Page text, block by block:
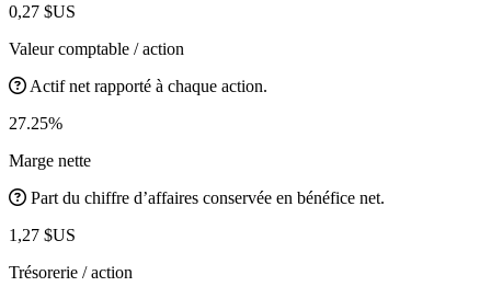
0,27 $US
Valeur comptable / action
Actif net rapporté à chaque action.
27.25%
Marge nette
Part du chiffre d’affaires conservée en bénéfice net.
1,27 $US
Trésorerie / action